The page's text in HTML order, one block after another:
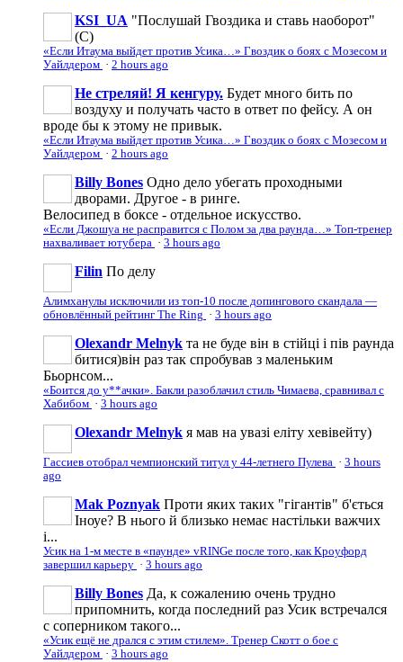
KSI_UA "Послушай Гвоздика и ставь наоборот"
(С)
«Если Итаума выйдет против Усика…» Гвоздик о боях с Мозесом и
Уайлдером · 2 hours ago
Не стреляй! Я кенгуру. Будет много бить по
воздуху и получать часто в ответ по фейсу. А он
вроде бы к этому не привык.
«Если Итаума выйдет против Усика…» Гвоздик о боях с Мозесом и
Уайлдером · 2 hours ago
Billy Bones Одно дело убегать проходными
дворами. Другое - в ринге.
Велосипед в боксе - отдельное искусство.
«Если Джошуа не расправится с Полом за два раунда…» Топ-тренер
нахваливает ютубера · 3 hours ago
Filin По делу
Алимханулы исключили из топ-10 после допингового скандала —
обновлённый рейтинг The Ring · 3 hours ago
Olexandr Melnyk та не буде він в стійці і пів раунда
битися)він раз так спробував з маленьким
Бьорнсом...
«Боится до у**ачки». Бакли разоблачил стиль Чимаева, сравнивал с
Хабибом · 3 hours ago
Olexandr Melnyk я мав на увазі еліту хевівейту)
Гассиев отобрал чемпионский титул у 44-летнего Пулева · 3 hours
ago
Mak Poznyak Проти яких таких "гігантів" б'ється
Іноуе? В нього й близько немає настільки важчих
і...
Усик на 1-м месте в «паунде» vRINGe после того, как Кроуфорд
завершил карьеру · 3 hours ago
Billy Bones Да, к сожалению очень трудно
припомнить, когда последний раз Усик встречался
с соперником такого...
«Усик ещё не дрался с этим стилем». Тренер Скотт о бое с
Уайлдером · 3 hours ago